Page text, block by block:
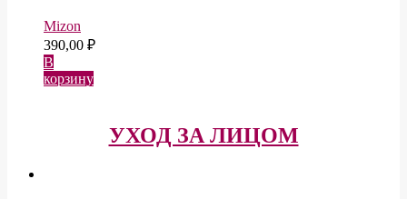
Mizon
390,00 ₽
В
корзину
УХОД ЗА ЛИЦОМ